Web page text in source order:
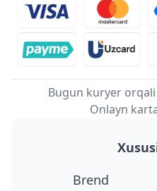
Bugun kuryer
Onlayn
Brend